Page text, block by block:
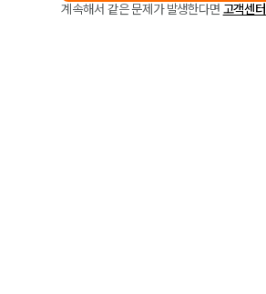
계속해서 같은 문제가 발생한다면 고객센터